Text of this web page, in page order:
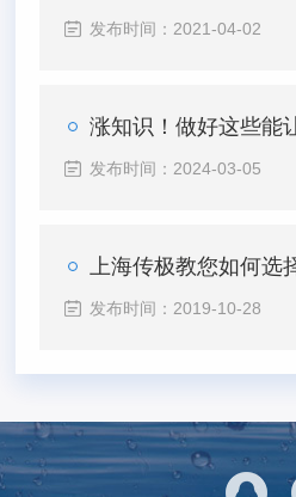
发布时间：2021-04-02
涨知识！做好这些能让地埋式一
发布时间：2024-03-05
上海传极教您如何选择一体化
发布时间：2019-10-28